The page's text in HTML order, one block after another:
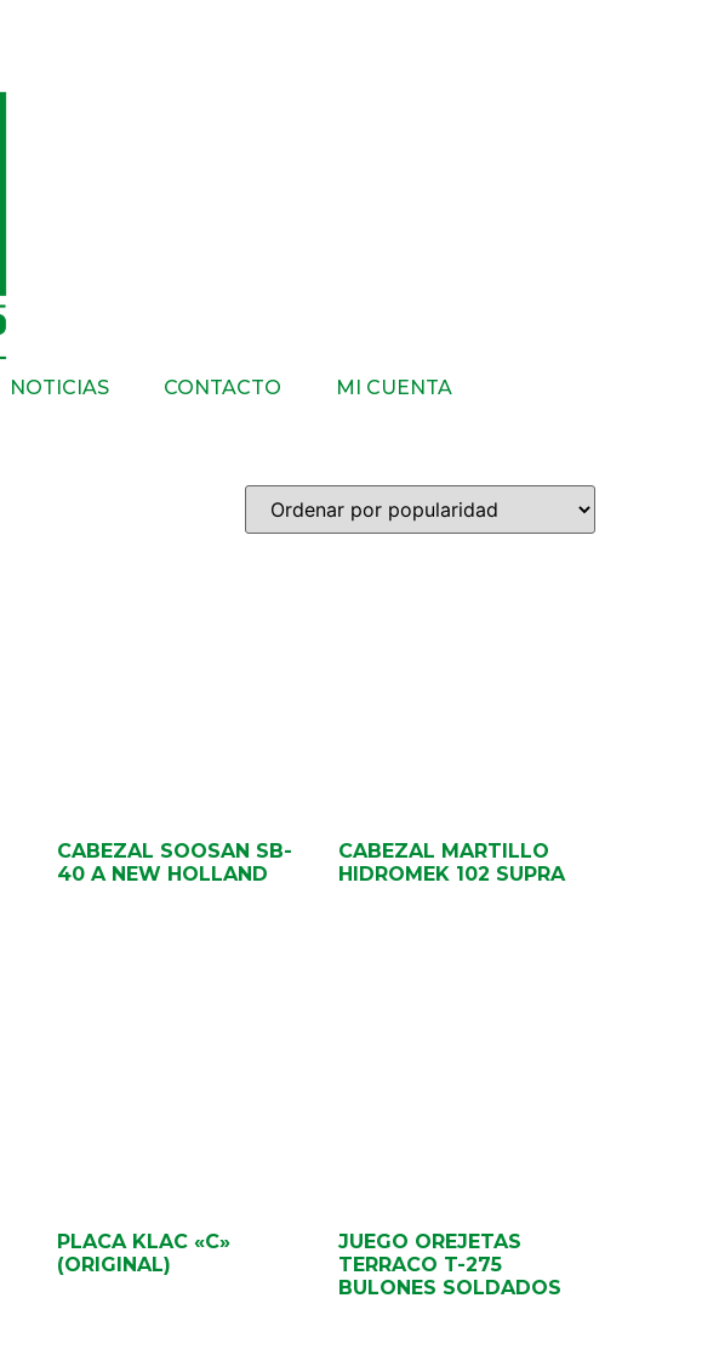
NOTICIAS CONTACTO MI CUENTA
CABEZAL SOOSAN SB-
40 A NEW HOLLAND
CABEZAL MARTILLO
HIDROMEK 102 SUPRA
PLACA KLAC «C»
(ORIGINAL)
JUEGO OREJETAS
TERRACO T-275
BULONES SOLDADOS